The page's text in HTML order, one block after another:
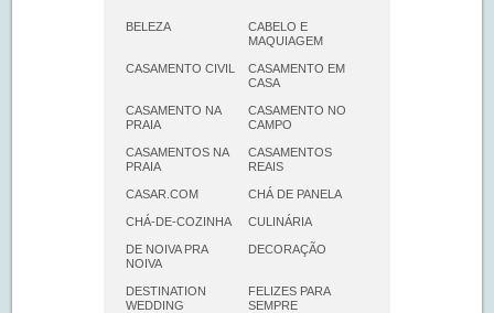
BELEZA
CABELO E
MAQUIAGEM
CASAMENTO CIVIL
CASAMENTO EM
CASA
CASAMENTO NA
PRAIA
CASAMENTO NO
CAMPO
CASAMENTOS NA
PRAIA
CASAMENTOS
REAIS
CASAR.COM CHÁ DE PANELA
CHÁ-DE-COZINHA CULINÁRIA
DE NOIVA PRA
NOIVA
DECORAÇÃO
DESTINATION
WEDDING
FELIZES PARA
SEMPRE